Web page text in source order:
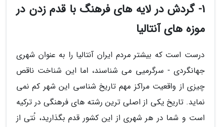
1- گردش در لایه های فرهنگ با قدم زدن در
موزه های آنتالیا
درست است که بیشتر مردم ایران آنتالیا را به عنوان شهری
جهانگردی - سرگرمیی می شناسند، اما این شناخت ناقص
چیزی از واقعیت مراکز مهم تاریخ شناسی این شهر کم نمی
نماید. تاریخ یکی از اصلی ترین رشته های فرهنگی در ترکیه
است و شما در هر شهری از این کشور قدم بگذارید، نُتی از